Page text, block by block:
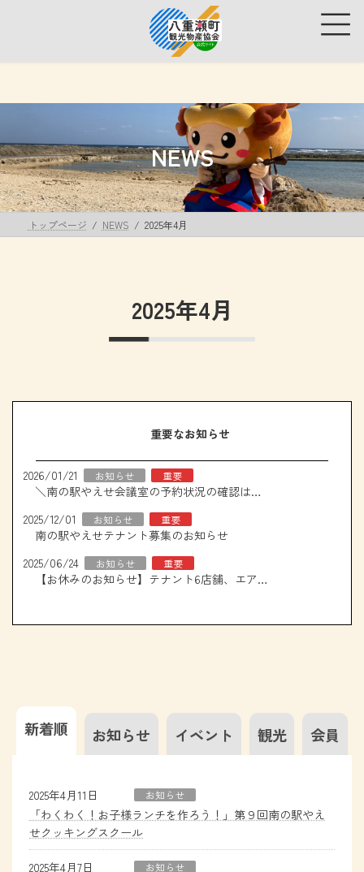
ス
プ
ン
動
NEWS
トップページ NEWS 2025年4月
2025年4月
重要なお知らせ
2026/01/21 お知らせ 重要
＼南の駅やえせ会議室の予約状況の確認はこちら！／
2025/12/01
お知らせ 重要
南の駅やえせテナント募集のお知らせ
2025/06/24
お知らせ 重要
【お休みのお知らせ】テナント6店舗、エアコン取り換え工事について
新着順 お知らせ イベント 観光 会員
2025年4月11日 お知らせ
「わくわく！お子様ランチを作ろう！」第９回南の駅やえ
せクッキングスクール
2025年4月7日 お知らせ